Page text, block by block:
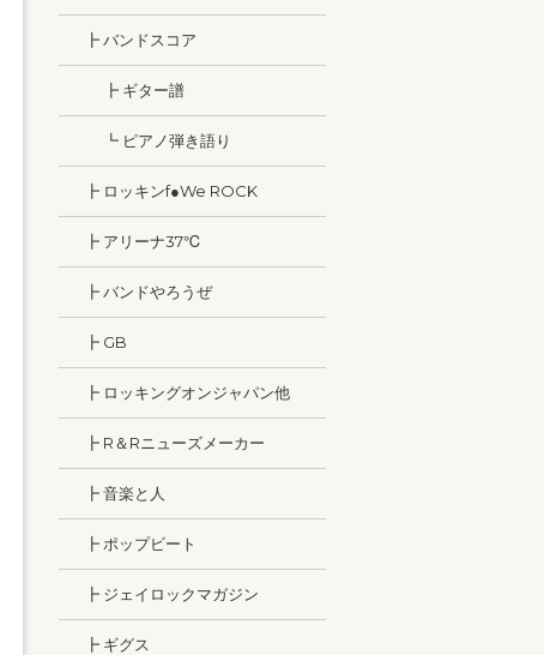
┣ バンドスコア
┣ ギター譜
┗ ピアノ弾き語り
┣ ロッキンf●We ROCK
┣ アリーナ37℃
┣ バンドやろうぜ
┣ GB
┣ ロッキングオンジャパン他
┣ R＆Rニューズメーカー
┣ 音楽と人
┣ ポップビート
┣ ジェイロックマガジン
┣ ギグス